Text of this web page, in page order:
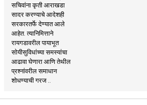
सचिवांना कृती आराखडा
सादर करण्याचे आदेशही
सरकारतर्फे देण्यात आले
आहेत. त्यानिमित्ताने
रायगडावरील पायाभूत
सोयीसुविधांच्या समस्यांचा
आढावा घेणारा आणि तेथील
प्रश्नांवरील समाधान
शोधण्याची गरज ..